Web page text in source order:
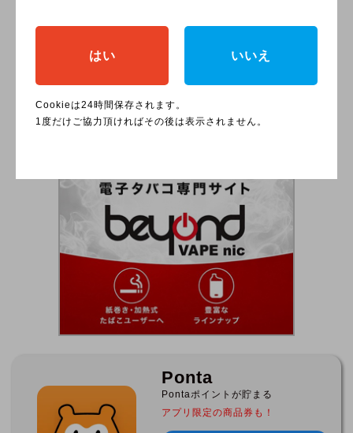
レスベイプ2の値段や味を解説
Ponta
Pontaポイントが貯まる
アプリ限定の商品券も！
はい いいえ
Cookieは24時間保存されます。
1度だけご協力頂ければその後は表示されません。